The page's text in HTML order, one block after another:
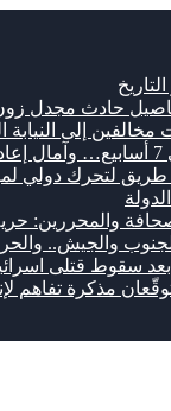
حادث مجدل
إلى النيابة
لتحرك دولي
والمحررين: حرية
والجيش..
بعد سقوط قتلى